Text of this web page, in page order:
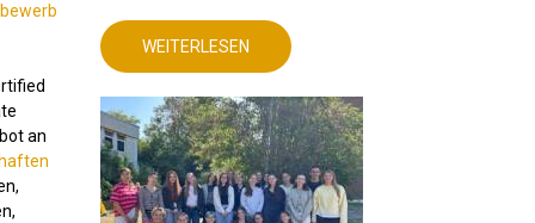
an
PRODUKT!
WEITERLESEN ÜBER
DEUTSCHUNTERRICHT
AKTUELLEM
DIGITALEN
PRODUKT!